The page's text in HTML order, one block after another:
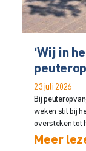
‘Wij in
23 juli 2026
Bij
weken stil bij
oversteken tot
Meer